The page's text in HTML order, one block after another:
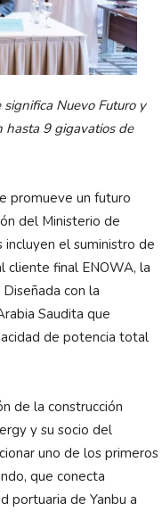
Nuevo Futuro y
hasta 9 gigavatios de
promueve un futuro
del Ministerio de
incluyen el suministro de
cliente final ENOWA, la
con la
Saudita que
de potencia total
de la construcción
y su socio del
uno de los primeros
que conecta
portuaria de Yanbu a